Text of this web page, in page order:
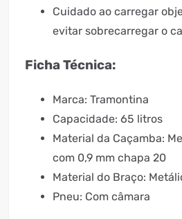
Cuidado ao carregar
evitar sobrecarregar o
Ficha Técnica:
Marca: Tramontina
Capacidade: 65 litros
Material da Caçamba:
com 0,9 mm chapa 20
Material do Braço:
Pneu: Com câmara